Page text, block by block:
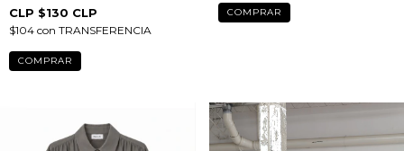
$130 CLP
$104 con TRANSFERENCIA
COMPRAR